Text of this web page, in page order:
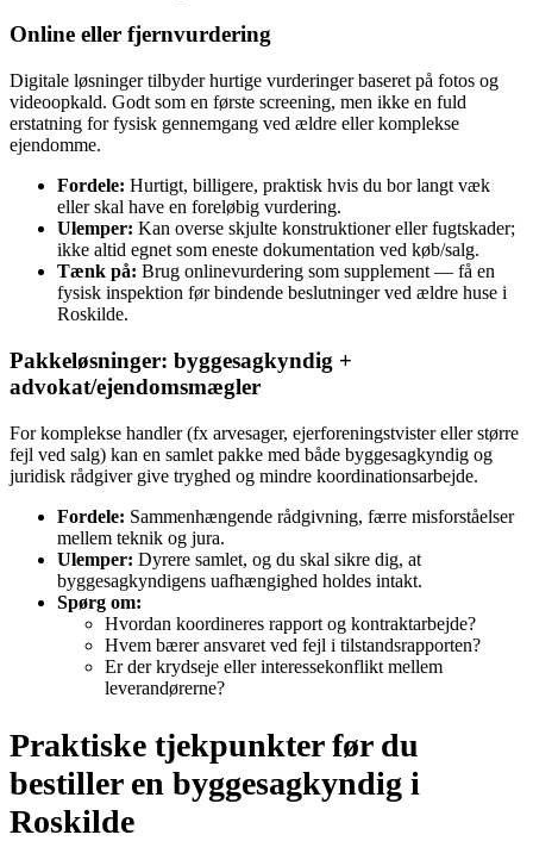
Online eller fjernvurdering
Digitale løsninger tilbyder hurtige vurderinger baseret på fotos og
videoopkald. Godt som en første screening, men ikke en fuld
erstatning for fysisk gennemgang ved ældre eller komplekse
ejendomme.
Fordele: Hurtigt, billigere, praktisk hvis du bor langt væk
eller skal have en foreløbig vurdering.
Ulemper: Kan overse skjulte konstruktioner eller fugtskader;
ikke altid egnet som eneste dokumentation ved køb/salg.
Tænk på: Brug onlinevurdering som supplement — få en
fysisk inspektion før bindende beslutninger ved ældre huse i
Roskilde.
Pakkeløsninger: byggesagkyndig +
advokat/ejendomsmægler
For komplekse handler (fx arvesager, ejerforeningstvister eller større
fejl ved salg) kan en samlet pakke med både byggesagkyndig og
juridisk rådgiver give tryghed og mindre koordinationsarbejde.
Fordele: Sammenhængende rådgivning, færre misforståelser
mellem teknik og jura.
Ulemper: Dyrere samlet, og du skal sikre dig, at
byggesagkyndigens uafhængighed holdes intakt.
Spørg om:
Hvordan koordineres rapport og kontraktarbejde?
Hvem bærer ansvaret ved fejl i tilstandsrapporten?
Er der krydseje eller interessekonflikt mellem
leverandørerne?
Praktiske tjekpunkter før du
bestiller en byggesagkyndig i
Roskilde